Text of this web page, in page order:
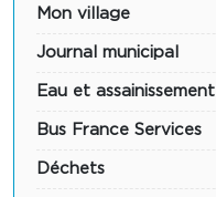
Mon village
Journal municipal
Eau et assainissement
Bus France Services
Déchets